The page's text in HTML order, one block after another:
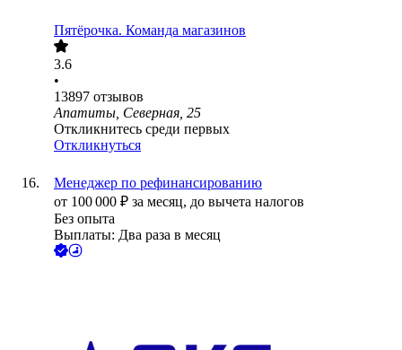
Пятёрочка. Команда магазинов
3.6
•
13897 отзывов
Апатиты, Северная, 25
Откликнитесь среди первых
Откликнуться
Менеджер по рефинансированию
от 100 000 ₽ за месяц, до вычета налогов
Без опыта
Выплаты: Два раза в месяц